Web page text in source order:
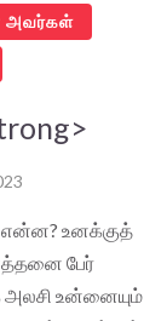
என்ன? உனக்குத்
பேர்
அலசி உன்னையும்